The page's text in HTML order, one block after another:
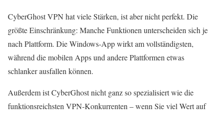
CyberGhost VPN hat viele Stärken, ist aber nicht perfekt. Die
größte Einschränkung: Manche Funktionen unterscheiden sich je
nach Plattform. Die Windows-App wirkt am vollständigsten,
während die mobilen Apps und andere Plattformen etwas
schlanker ausfallen können.
Außerdem ist CyberGhost nicht ganz so spezialisiert wie die
funktionsreichsten VPN-Konkurrenten – wenn Sie viel Wert auf